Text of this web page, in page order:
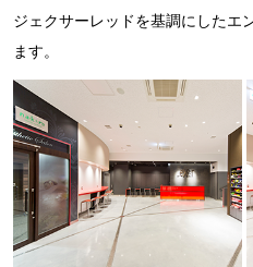
ジェクサーレッドを基調にしたエ
ます。